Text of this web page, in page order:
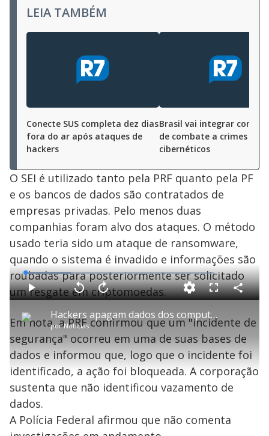
LEIA TAMBÉM
Conecte SUS completa dez dias
fora do ar após ataques de
hackers
Brasil vai integrar
de combate a crimes
cibernéticos
O SEI é utilizado tanto pela PRF quanto pela PF
e os bancos de dados são contratados de
empresas privadas. Pelo menos duas
companhias foram alvo dos ataques. O método
usado teria sido um ataque de ransomware,
quando o sistema é invadido e informações são
roubadas para posteriormente ser solicitado
um resgate em criptomoedas.
P
l
a
Hackers apagam dados dos computadores da PF e da PRF
porNotícias
P V
t
a
r
0
e
g
n
d
A
n
ç
a
1
u
n
L
o
a
d
e
2
4
.
3
0
F
l
s
c
e
n
C
o
a
r
t
i
l
h
a
Em nota, a PRF confirmou que um "incidente de
segurança" ocorreu em uma de suas bases de
dados e informou que, logo que o incidente foi
identificado, a ação foi bloqueada. A corporação
sustenta que não identificou vazamento de
dados.
A Polícia Federal afirmou que não comenta